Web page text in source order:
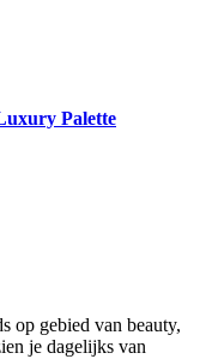
Palette
op gebied van beauty,
je dagelijks van